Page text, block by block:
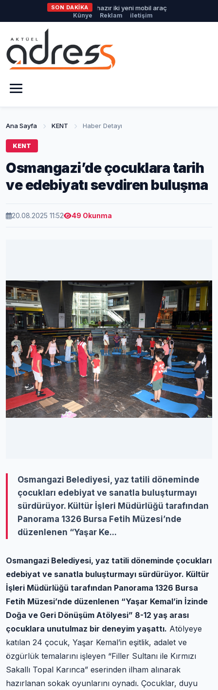
SON DAKİKA
afetlere hazır iki yeni mobil araç
Künye Reklam iletişim
Ana Sayfa KENT Haber Detayı
KENT
Osmangazi’de çocuklara tarih
ve edebiyatı sevdiren buluşma
20.08.2025 11:52 49 Okunma
Osmangazi Belediyesi, yaz tatili döneminde
çocukları edebiyat ve sanatla buluşturmayı
sürdürüyor. Kültür İşleri Müdürlüğü tarafından
Panorama 1326 Bursa Fetih Müzesi’nde
düzenlenen “Yaşar Ke...
Osmangazi Belediyesi, yaz tatili döneminde çocukları
edebiyat ve sanatla buluşturmayı sürdürüyor. Kültür
İşleri Müdürlüğü tarafından Panorama 1326 Bursa
Fetih Müzesi’nde düzenlenen “Yaşar Kemal’in İzinde
Doğa ve Geri Dönüşüm Atölyesi” 8-12 yaş arası
çocuklara unutulmaz bir deneyim yaşattı. Atölyeye
katılan 24 çocuk, Yaşar Kemal’in eşitlik, adalet ve
özgürlük temalarını işleyen “Filler Sultanı ile Kırmızı
Sakallı Topal Karınca” eserinden ilham alınarak
hazırlanan sokak oyunlarını oynadı. Çocuklar, duyu